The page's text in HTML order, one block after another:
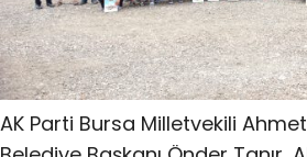
AK Parti Bursa Milletvekili Ahmet